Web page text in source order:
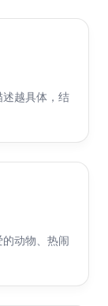
越具体，结
动物、热闹